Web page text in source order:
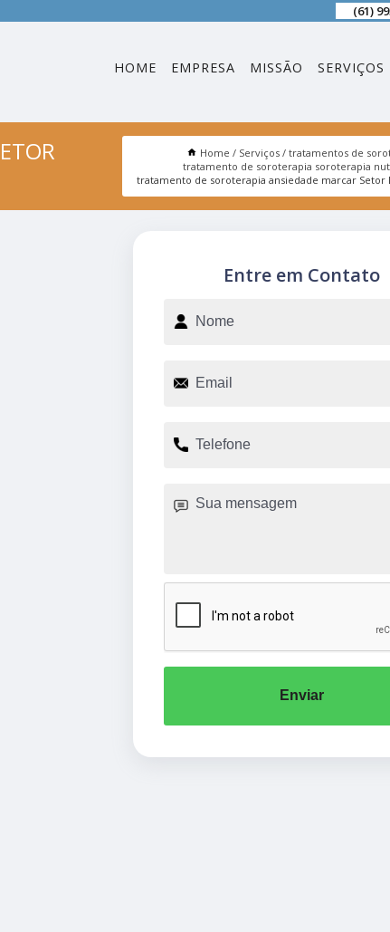
(61)
HOME EMPRESA MISSÃO SERVIÇOS
Home Serviços
tratamentos de
tratamento de soroterapia soroterapia
tratamento de soroterapia ansiedade marcar Setor
Entre em Contato
Enviar